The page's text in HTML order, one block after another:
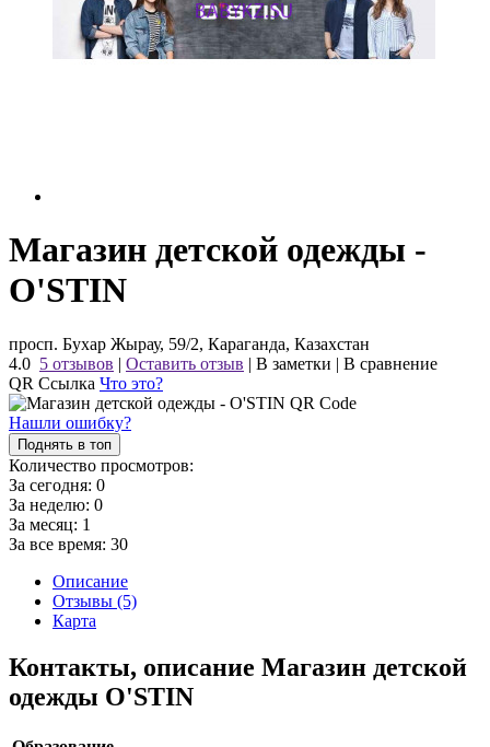
Магазин детской одежды -
O'STIN
просп. Бухар Жырау, 59/2, Караганда, Казахстан
4.0 5 отзывов | Оставить отзыв | В заметки | В сравнение
QR Ссылка Что это?
Нашли ошибку?
Поднять в топ
Количество просмотров:
За сегодня: 0
За неделю: 0
За месяц: 1
За все время: 30
Описание
Отзывы (5)
Карта
Контакты, описание Магазин детской
одежды O'STIN